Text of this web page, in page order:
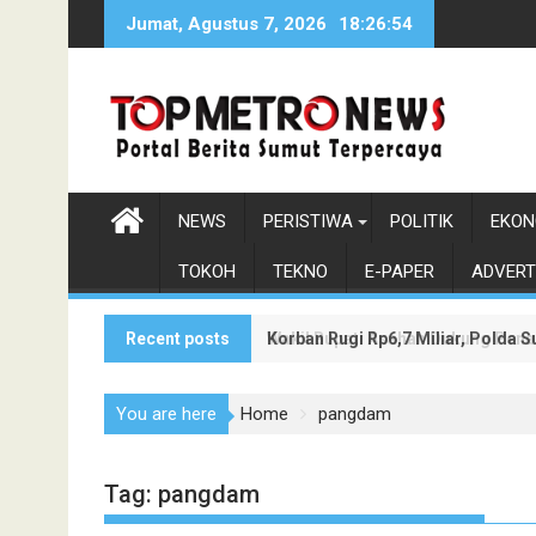
Jumat, Agustus 7, 2026 18:26:55
NEWS PERISTIWA POLITIK
TOKOH TEKNO E-PAPER
Recent posts Korban Rugi Rp6,7 Miliar, Polda
Wakil Bupati Asahan Dukung
You are here Home pangdam
Tag: pangdam